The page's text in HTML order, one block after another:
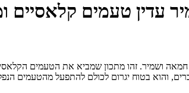
עדין טעמים קלאסיים
ושמיר. זהו מתכון שמביא את הטעמים
והוא בטוח יגרום לכולם להתפעל מהטעמים